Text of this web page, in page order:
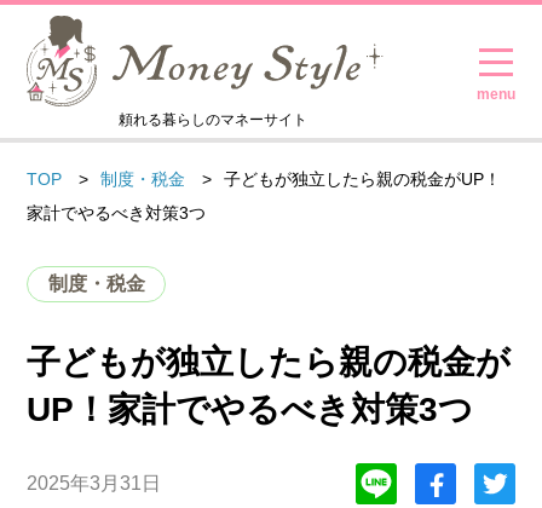
頼れる暮らしのマネーサイト
TOP 制度・税金
子どもが独立したら親の税金がUP！
家計でやるべき対策3つ
制度・税金
子どもが独立したら親の税金が
UP！家計でやるべき対策3つ
2025年3月31日